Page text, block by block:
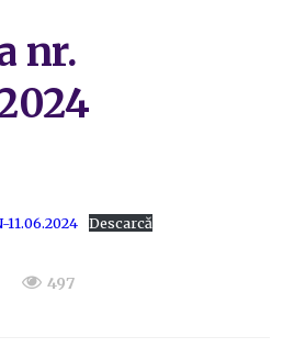
nr.
11.06.2024 Descarcă
497